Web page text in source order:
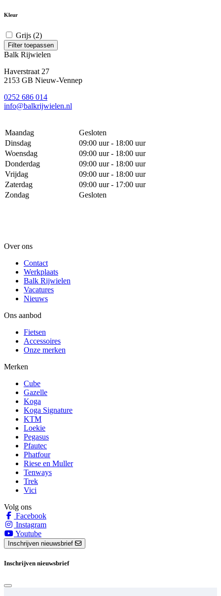
Kleur
Grijs (2)
Filter toepassen
Balk Rijwielen
Haverstraat 27
2153 GB Nieuw-Vennep
0252 686 014
info@balkrijwielen.nl
Maandag
Gesloten
Dinsdag
09:00 uur - 18:00 uur
Woensdag
09:00 uur - 18:00 uur
Donderdag
09:00 uur - 18:00 uur
Vrijdag
09:00 uur - 18:00 uur
Zaterdag
09:00 uur - 17:00 uur
Zondag
Gesloten
Over ons
Contact
Werkplaats
Balk Rijwielen
Vacatures
Nieuws
Ons aanbod
Fietsen
Accessoires
Onze merken
Merken
Cube
Gazelle
Koga
Koga Signature
KTM
Loekie
Pegasus
Pfautec
Phatfour
Riese en Muller
Tenways
Trek
Vici
Volg ons
Facebook
Instagram
Youtube
Inschrijven nieuwsbrief
Inschrijven nieuwsbrief